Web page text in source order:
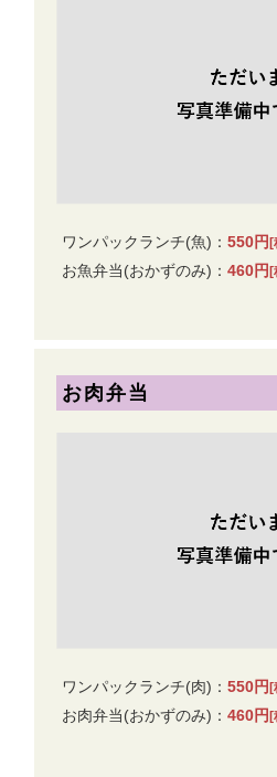
ワンパックランチ(魚)： 550円[
お魚弁当(おかずのみ)： 460円[
お肉弁当
ワンパックランチ(肉)： 550円[
お肉弁当(おかずのみ)： 460円[